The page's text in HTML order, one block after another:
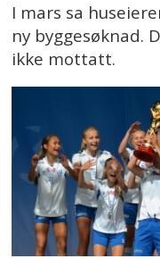
I mars sa
ny byggesøknad.
ikke mottatt.